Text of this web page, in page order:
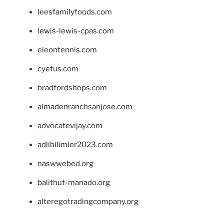
leesfamilyfoods.com
lewis-lewis-cpas.com
eleontennis.com
cyetus.com
bradfordshops.com
almadenranchsanjose.com
advocatevijay.com
adlibilimler2023.com
naswwebed.org
balithut-manado.org
alteregotradingcompany.org